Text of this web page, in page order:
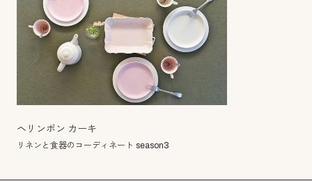
ヘリンボン カーキ
リネンと食器のコーディネート season3